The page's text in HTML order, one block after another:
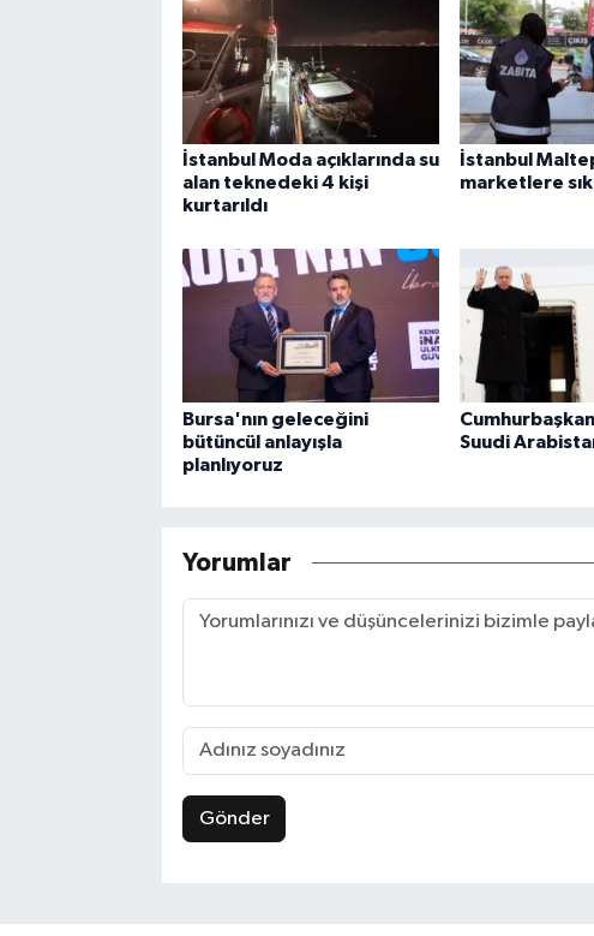
İstanbul Moda açıklarında su
alan teknedeki 4 kişi
kurtarıldı
İstanbul
marketlere
Bursa'nın geleceğini
bütüncül anlayışla
planlıyoruz
Suudi
Yorumlar
Gönder